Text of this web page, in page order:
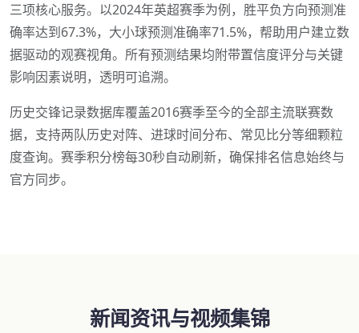
三项核心服务。以2024年英超赛季为例，胜平负方向预测准
确率达到67.3%，大小球预测准确率71.5%，帮助用户建立数
据驱动的观赛视角。所有预测结果均附带置信度评分与关键
影响因素说明，透明可追溯。
历史交锋记录数据库覆盖2016赛季至今的全部主流联赛数
据，支持两队历史对阵、进球时间分布、常见比分等细颗粒
度查询。赛季积分榜每30秒自动刷新，确保排名信息始终与
官方同步。
新闻资讯与视频集锦